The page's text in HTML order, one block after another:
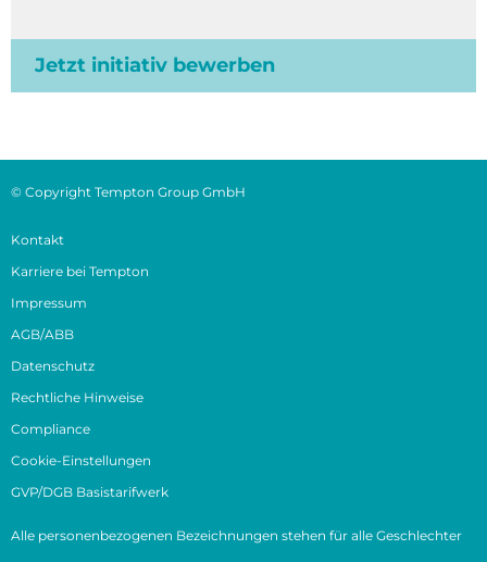
Jetzt initiativ bewerben
© Copyright Tempton Group GmbH
Kontakt
Karriere bei Tempton
Impressum
AGB/ABB
Datenschutz
Rechtliche Hinweise
Compliance
Cookie-Einstellungen
GVP/DGB Basistarifwerk
Alle personenbezogenen Bezeichnungen stehen für alle Geschlechter